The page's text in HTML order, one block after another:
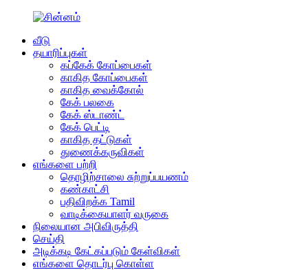
வீடு
தயாரிப்புகள்
கப்கேக் கோப்பைகள்
காகித கோப்பைகள்
காகித வைக்கோல்
கேக் பலகை
கேக் ஸ்டாண்ட்
கேக் பெட்டி
காகித தட்டுகள்
துணைக்கருவிகள்
எங்களை பற்றி
தொழிற்சாலை சுற்றுப்பயணம்
கண்காட்சி
பதிவிறக்க Tamil
வாடிக்கையாளர் வருகை
நிலையான அபிவிருத்தி
செய்தி
அடிக்கடி கேட்கப்படும் கேள்விகள்
எங்களை தொடர்பு கொள்ள